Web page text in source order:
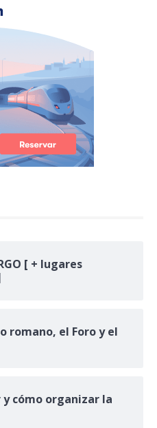
[ + lugares
romano, el Foro y el
cómo organizar la